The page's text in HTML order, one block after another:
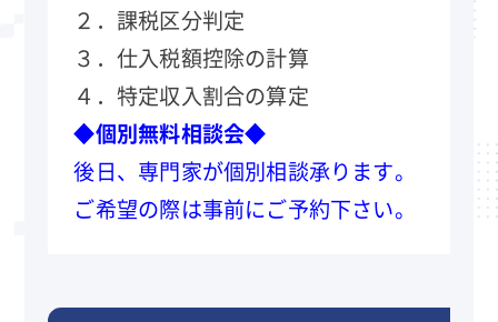
２．課税区分判定
３．仕入税額控除の計算
４．特定収入割合の算定
◆個別無料相談会◆
後日、専門家が個別相談承ります。
ご希望の際は事前にご予約下さい。